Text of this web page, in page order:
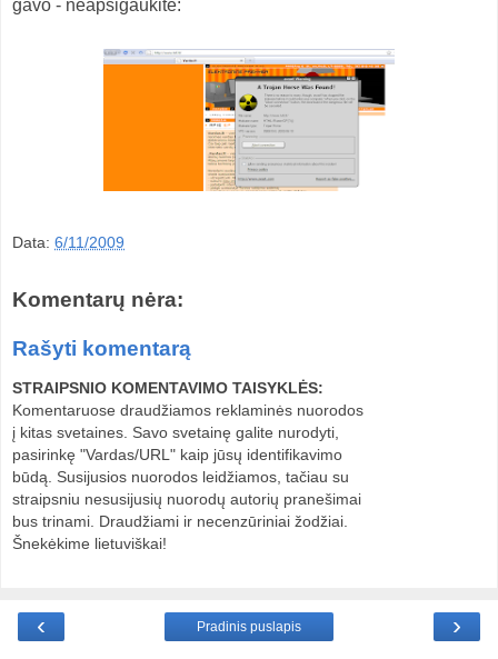
gavo - neapsigaukite:
Data: 6/11/2009
Komentarų nėra:
Rašyti komentarą
STRAIPSNIO KOMENTAVIMO TAISYKLĖS:
Komentaruose draudžiamos reklaminės nuorodos
į kitas svetaines. Savo svetainę galite nurodyti,
pasirinkę "Vardas/URL" kaip jūsų identifikavimo
būdą. Susijusios nuorodos leidžiamos, tačiau su
straipsniu nesusijusių nuorodų autorių pranešimai
bus trinami. Draudžiami ir necenzūriniai žodžiai.
Šnekėkime lietuviškai!
‹ ›
Pradinis puslapis